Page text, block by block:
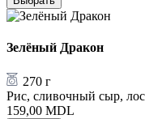
Зелёный Дракон
270 г
Рис, сливочный сыр,
159,00 MDL